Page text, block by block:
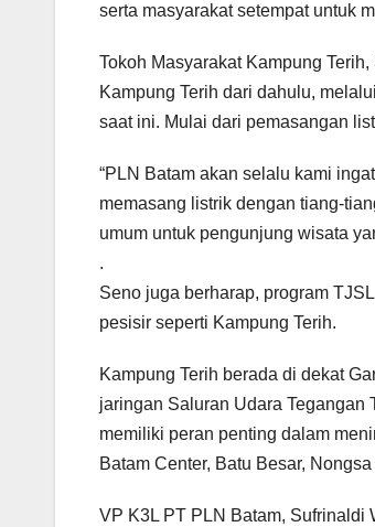
serta masyarakat setempat untuk
Tokoh Masyarakat Kampung
Kampung Terih dari dahulu,
saat ini. Mulai dari pemasangan
“PLN Batam akan selalu kami
memasang listrik dengan tiang-
umum untuk pengunjung wisata
.
Seno juga berharap, program
pesisir seperti Kampung Terih.
Kampung Terih berada di dekat
jaringan Saluran Udara Tegangan
memiliki peran penting dalam
Batam Center, Batu Besar,
VP K3L PT PLN Batam, Sufrinaldi